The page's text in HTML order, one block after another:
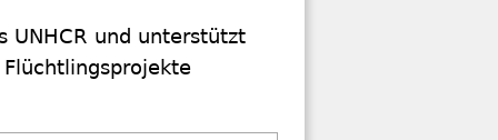
UNHCR und unterstützt